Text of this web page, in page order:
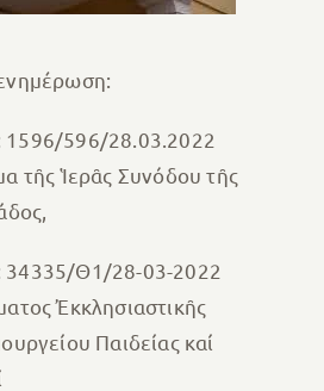
1596/596/28.03.2022
τῆς Ἱερᾶς Συνόδου τῆς
34335/Θ1/28-03-2022
Ἐκκλησιαστικῆς
Παιδείας καί